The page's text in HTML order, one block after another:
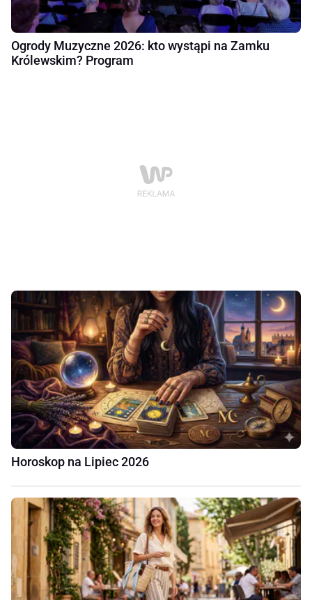
Ogrody Muzyczne 2026: kto wystąpi na Zamku
Królewskim? Program
Horoskop na Lipiec 2026